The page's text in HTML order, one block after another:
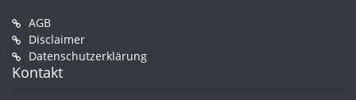
AGB
Disclaimer
Datenschutzerklärung
Kontakt